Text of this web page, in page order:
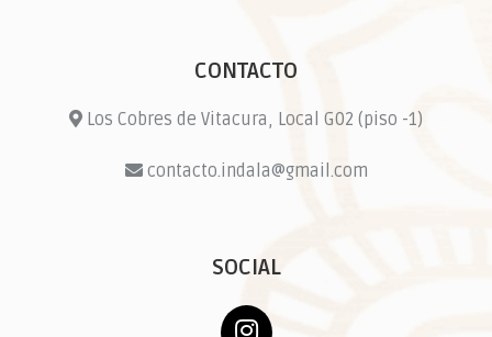
CONTACTO
Los Cobres de Vitacura, Local G02 (piso -1)
contacto.indala@gmail.com
SOCIAL